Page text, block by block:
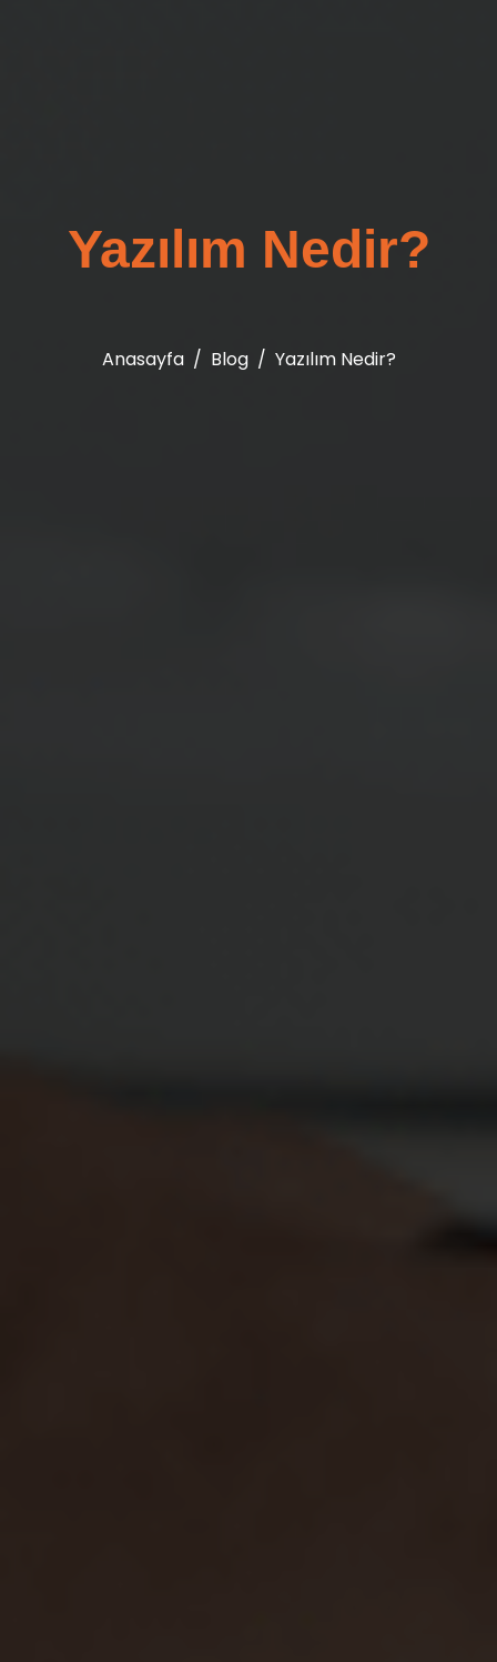
Yazılım Nedir?
Anasayfa Blog Yazılım Nedir?